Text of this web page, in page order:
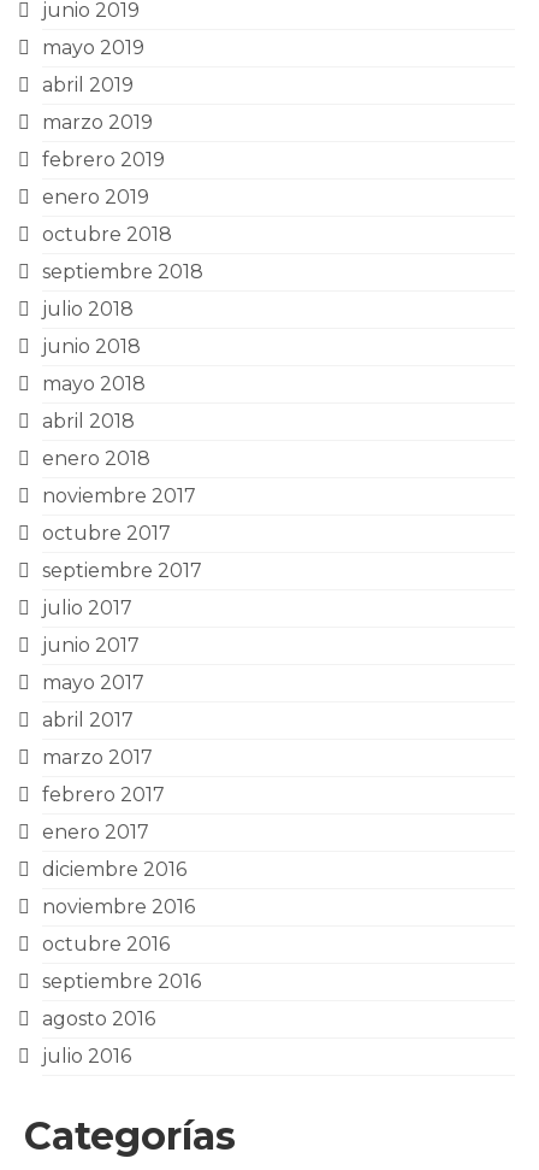
junio 2019
mayo 2019
abril 2019
marzo 2019
febrero 2019
enero 2019
octubre 2018
septiembre 2018
julio 2018
junio 2018
mayo 2018
abril 2018
enero 2018
noviembre 2017
octubre 2017
septiembre 2017
julio 2017
junio 2017
mayo 2017
abril 2017
marzo 2017
febrero 2017
enero 2017
diciembre 2016
noviembre 2016
octubre 2016
septiembre 2016
agosto 2016
julio 2016
Categorías